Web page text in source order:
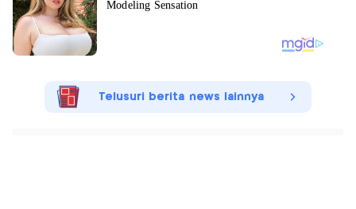
Telusuri berita news lainnya